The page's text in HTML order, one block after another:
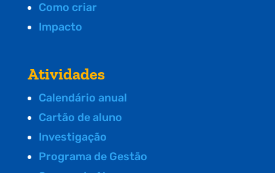
Como criar
Impacto
Atividades
Calendário anual
Cartão de aluno
Investigação
Programa de Gestão